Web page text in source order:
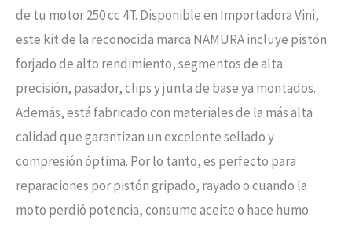
de tu motor 250 cc 4T. Disponible en Importadora Vini,
este kit de la reconocida marca NAMURA incluye pistón
forjado de alto rendimiento, segmentos de alta
precisión, pasador, clips y junta de base ya montados.
Además, está fabricado con materiales de la más alta
calidad que garantizan un excelente sellado y
compresión óptima. Por lo tanto, es perfecto para
reparaciones por pistón gripado, rayado o cuando la
moto perdió potencia, consume aceite o hace humo.